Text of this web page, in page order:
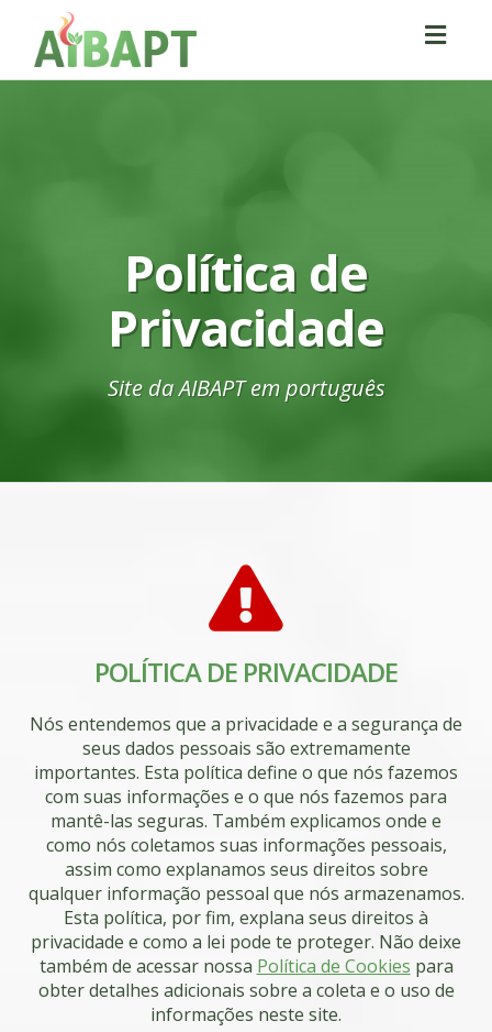
Política de
Privacidade
Site da AIBAPT em português
POLÍTICA DE PRIVACIDADE
Nós entendemos que a privacidade e a segurança de
seus dados pessoais são extremamente
importantes. Esta política define o que nós fazemos
com suas informações e o que nós fazemos para
mantê-las seguras. Também explicamos onde e
como nós coletamos suas informações pessoais,
assim como explanamos seus direitos sobre
qualquer informação pessoal que nós armazenamos.
Esta política, por fim, explana seus direitos à
privacidade e como a lei pode te proteger. Não deixe
também de acessar nossa Política de Cookies para
obter detalhes adicionais sobre a coleta e o uso de
informações neste site.